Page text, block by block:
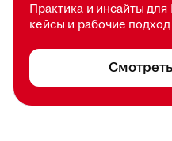
Практика и инсайты
кейсы и рабочие